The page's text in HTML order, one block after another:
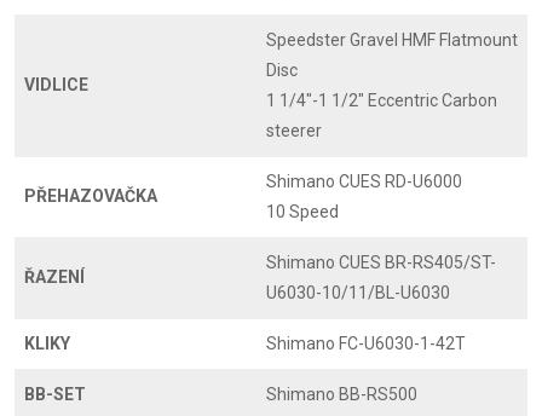
VIDLICE
Speedster Gravel HMF Flatmount
Disc
1 1/4"-1 1/2" Eccentric Carbon
steerer
PŘEHAZOVAČKA
Shimano CUES RD-U6000
10 Speed
ŘAZENÍ
Shimano CUES BR-RS405/ST-
U6030-10/11/BL-U6030
KLIKY Shimano FC-U6030-1-42T
BB-SET Shimano BB-RS500